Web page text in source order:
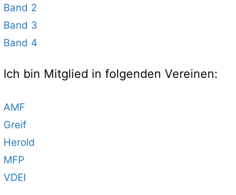
Band 2
Band 3
Band 4
Ich bin Mitglied in folgenden Vereinen:
AMF
Greif
Herold
MFP
VDEI